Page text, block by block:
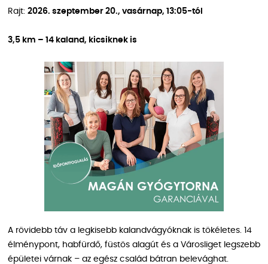
Rajt: 2026. szeptember 20., vasárnap, 13:05-tól
3,5 km – 14 kaland, kicsiknek is
A rövidebb táv a legkisebb kalandvágyóknak is tökéletes. 14
élménypont, habfürdő, füstös alagút és a Városliget legszebb
épületei várnak – az egész család bátran belevághat.